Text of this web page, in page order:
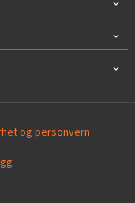
og personvern